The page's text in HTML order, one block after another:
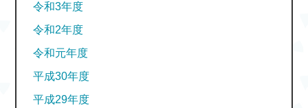
令和3年度
令和2年度
令和元年度
平成30年度
平成29年度